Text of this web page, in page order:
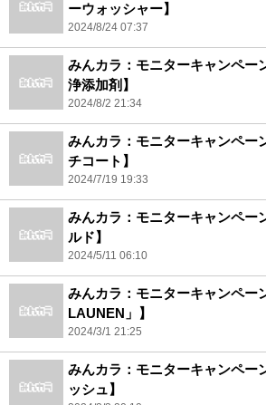
ーウォッシャー】
2024/8/24 07:37
みんカラ：モニターキャンペー
浄添加剤】
2024/8/2 21:34
みんカラ：モニターキャンペー
チコート】
2024/7/19 19:33
みんカラ：モニターキャンペー
ルド】
2024/5/11 06:10
みんカラ：モニターキャンペー
LAUNEN」】
2024/3/1 21:25
みんカラ：モニターキャンペー
ッシュ】